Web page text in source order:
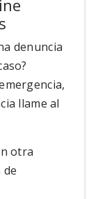
denuncia
llame al
otra